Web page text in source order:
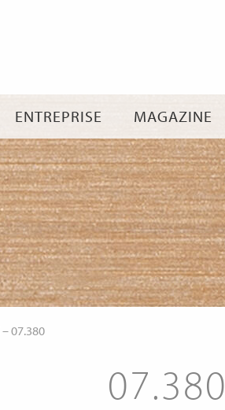
ENTREPRISE MAGAZINE
–07.380
07.380